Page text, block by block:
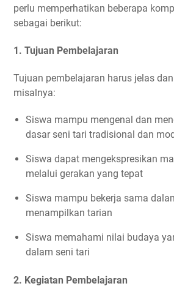
perlu memperhatikan beberapa
sebagai berikut:
1. Tujuan Pembelajaran
Tujuan pembelajaran harus jelas
misalnya:
Siswa mampu mengenal dan
dasar seni tari tradisional dan
Siswa dapat mengekspresikan
melalui gerakan yang tepat
Siswa mampu bekerja sama
menampilkan tarian
Siswa memahami nilai budaya
dalam seni tari
2. Kegiatan Pembelajaran